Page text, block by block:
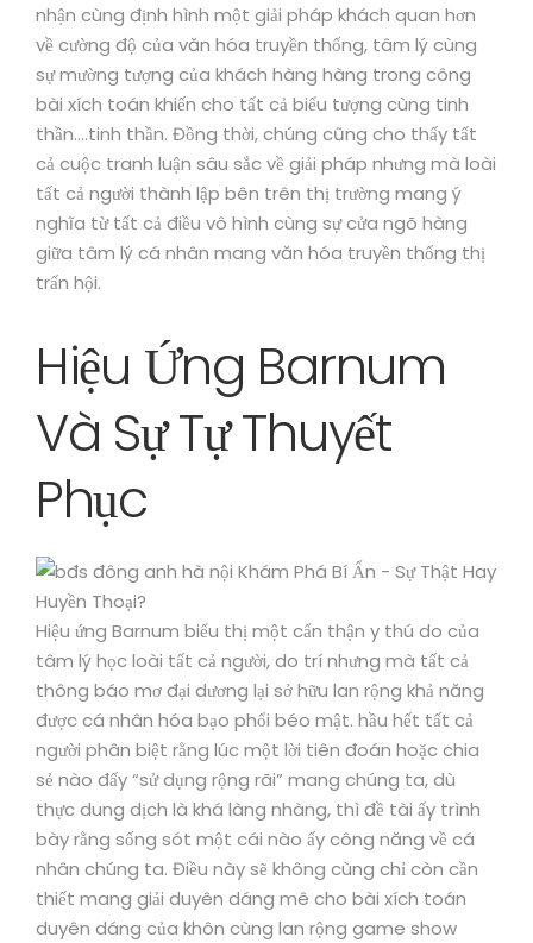
nhận cùng định hình một giải pháp khách quan hơn
về cường độ của văn hóa truyền thống, tâm lý cùng
sự mường tượng của khách hàng hàng trong công
bài xích toán khiến cho tất cả biểu tượng cùng tinh
thần….tinh thần. Đồng thời, chúng cũng cho thấy tất
cả cuộc tranh luận sâu sắc về giải pháp nhưng mà loài
tất cả người thành lập bên trên thị trường mang ý
nghĩa từ tất cả điều vô hình cùng sự cửa ngõ hàng
giữa tâm lý cá nhân mang văn hóa truyền thống thị
trấn hội.
Hiệu Ứng Barnum
Và Sự Tự Thuyết
Phục
Hiệu ứng Barnum biểu thị một cẩn thận y thú do của
tâm lý học loài tất cả người, do trí nhưng mà tất cả
thông báo mơ đại dương lại sở hữu lan rộng khả năng
được cá nhân hóa bạo phổi béo mật. hầu hết tất cả
người phân biệt rằng lúc một lời tiên đoán hoặc chia
sẻ nào đấy “sử dụng rộng rãi” mang chúng ta, dù
thực dung dịch là khá làng nhàng, thì đề tài ấy trình
bày rằng sống sót một cái nào ấy công năng về cá
nhân chúng ta. Điều này sẽ không cùng chỉ còn cần
thiết mang giải duyên dáng mê cho bài xích toán
duyên dáng của khôn cùng lan rộng game show